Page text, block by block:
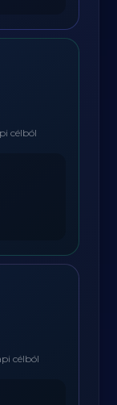
célból
célból